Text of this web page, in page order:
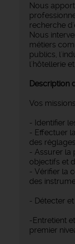
Nous
recherche
Nous
métiers
publics,
l'hôtellerie
Description
Vos
- Identifier
- Effectuer
des
- Assurer la
objectifs et
- Vérifier la
des
- Détecter
-Entretient
premier